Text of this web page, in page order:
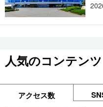
人気のコンテンツ
アクセス数